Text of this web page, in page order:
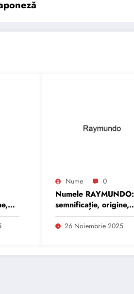
Nume 0
Numele RAYMUNDO:
semnificație, origine,
trăsături și
personalitate
26 Noiembrie 2025